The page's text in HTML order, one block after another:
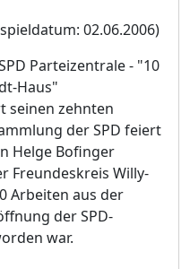
02.06.2006)
seinen zehnten
der SPD feiert
Helge Bofinger
Freundeskreis Willy-
Arbeiten aus der
der SPD-
war.